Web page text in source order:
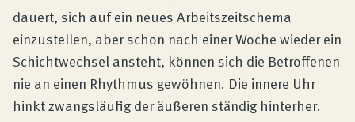
dauert, sich auf ein neues Arbeitszeitschema
einzustellen, aber schon nach einer Woche wieder ein
Schichtwechsel ansteht, können sich die Betroffenen
nie an einen Rhythmus gewöhnen. Die innere Uhr
hinkt zwangsläufig der äußeren ständig hinterher.